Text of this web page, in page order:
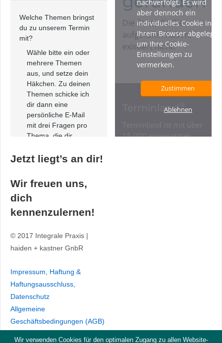
Jetzt liegt’s an dir!
Wir freuen uns,
dich
kennenzulernen!
© 2017 Integrale Praxis |
haiden + kastner GnbR
Impressum, Haftung &
Haftungsausschluss,
Datenschutz
Allgemeine
Geschäftsbedingungen (AGB)
Wir verwenden Cookies für den optimalen Zugang zu allen Website-